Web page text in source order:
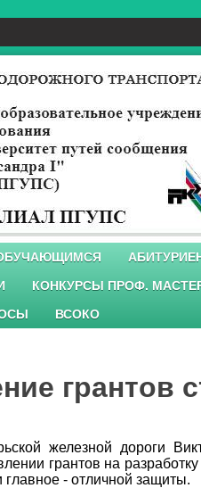
КОНКУРСЫ ПРОФ.
ВСОКО
грантов
железной дороги
грантов на
- отличной защиты.